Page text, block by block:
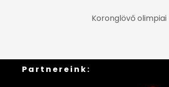
Koronglövő
Partnereink: